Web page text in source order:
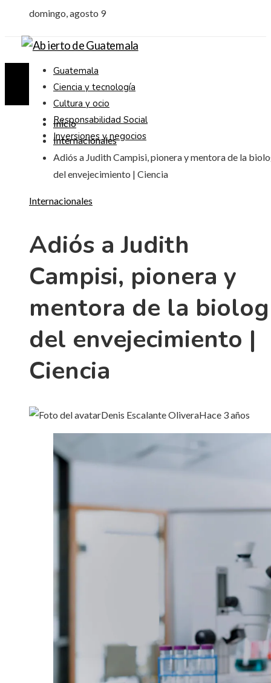
domingo, agosto 9
Guatemala
Ciencia y tecnología
Cultura y ocio
Responsabilidad Social
Inversiones y negocios
Inicio
Internacionales
Adiós a Judith Campisi, pionera y mentora de la
del envejecimiento | Ciencia
Internacionales
Adiós a Judith
Campisi, pionera y
mentora de la
del envejecimiento |
Ciencia
Denis Escalante OliveraHace 3 años